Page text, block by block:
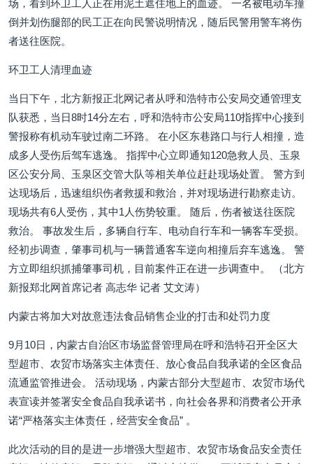
场，看到环卫工人正在用泥土遮住地上的血迹。 一名被电动车撞
倒并划伤腿部的民工正在向民警说明情况，随后民警用警车将伤
者送往医院。
环卫工人清理血迹
当日下午，北方新报正北网记者从呼和浩特市公安局交通管理支
队获悉，当日8时14分左右，呼和浩特市公安局110指挥中心接到
警报称有机动车驶过南二环路。 在小区东巷路口与行人相撞，造
成多人受伤后驾车逃逸。 指挥中心立即通知120急救人员、玉泉
区公安分局、玉泉区交管大队等相关单位赶赴现场处置。 警方到
达现场后，迅速组织伤者救援和救治，并对现场进行勘察走访。
现场共有6人受伤，其中1人伤势较重。 随后，伤者被送往医院
救治。 事故发生后，多辆自行车、电动自行车和一辆客车受损。
经初步调查，肇事司机与一辆普通客车逆向相撞后弃车逃逸。 警
方立即组织抓捕肇事司机，目前案件正在进一步调查中。 （北方
新报郑北网首席记者 高志华 记者 艾文涛）
内蒙古将加大对故意违法食品销售企业的打击和处罚力度
9月10日，内蒙古自治区市场监督管理局在呼和浩特召开全区大
型超市、农贸市场落实主体责任、放心食品自我承诺的全区食品
流通监管推进会。 活动现场，内蒙古部分大型超市、农贸市场代
表宣读并签署安全食品自我承诺书，向社会各界和消费者公开承
诺“严格落实主体责任，经营安全食品” 。
此次活动的目的是进一步增强大型超市、农贸市场食品安全责任